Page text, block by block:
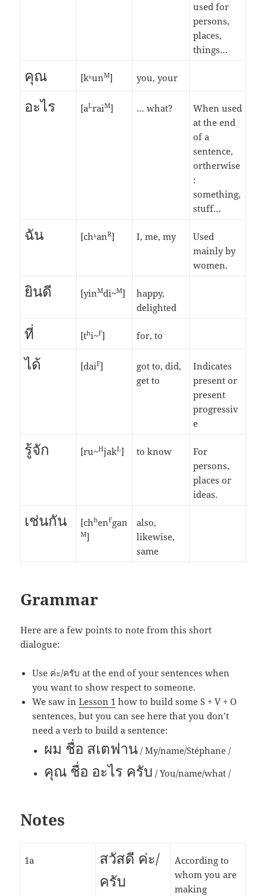
used for
persons,
places,
things…
คุณ [kʰunM] you, your
อะไร [aLraiM] … what?
When used
at the end
of a
sentence,
ortherwise
:
something,
stuff…
ฉัน [chʰanR] I, me, my
Used
mainly by
women.
ยินดี [yinMdi~M]
happy,
delighted
ที่ [thi~F] for, to
ได้ [daiF]
got to, did,
get to
Indicates
present or
present
progressiv
e
รู้จัก [ru~HjakL] to know
For
persons,
places or
ideas.
เช่นกัน [chhenFgan
M]
also,
likewise,
same
Grammar
Here are a few points to note from this short
dialogue:
Use ค่ะ/ครับ at the end of your sentences when
you want to show respect to someone.
We saw inLesson 1 how to build some S + V + O
sentences, but you can see here that you don’t
need a verb to build a sentence:
ผม ชื่อ สเตฟาน / My/name/Stéphane /
คุณ ชื่อ อะไร ครับ / You/name/what /
Notes
1a
สวัสดี ค่ะ/
ครับ
According to
whom you are
making